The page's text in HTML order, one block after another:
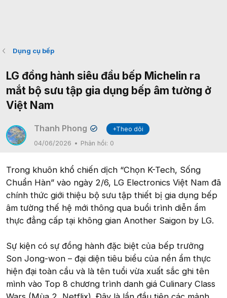
Dụng cụ bếp
LG đồng hành siêu đầu bếp Michelin ra
mắt bộ sưu tập gia dụng bếp âm tường ở
Việt Nam
Thanh Phong ✔
+Theo dõi
04/06/2026
Phản hồi: 0
Trong khuôn khổ chiến dịch “Chọn K-Tech, Sống
Chuẩn Hàn” vào ngày 2/6, LG Electronics Việt Nam đã
chính thức giới thiệu bộ sưu tập thiết bị gia dụng bếp
âm tường thế hệ mới thông qua buổi trình diễn ẩm
thực đẳng cấp tại không gian Another Saigon by LG.
Sự kiện có sự đồng hành đặc biệt của bếp trưởng
Son Jong-won – đại diện tiêu biểu của nền ẩm thực
hiện đại toàn cầu và là tên tuổi vừa xuất sắc ghi tên
mình vào Top 8 chương trình danh giá Culinary Class